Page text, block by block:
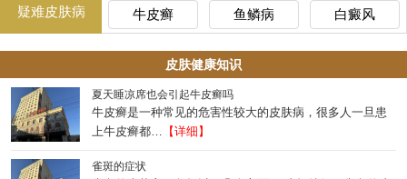
疑难皮肤病 牛皮癣 鱼鳞病 白癜风
皮肤健康知识
夏天睡凉席也会引起牛皮癣吗
牛皮癣是一种常见的危害性较大的皮肤病，很多人一旦患
上牛皮癣都… 【详细】
雀斑的症状